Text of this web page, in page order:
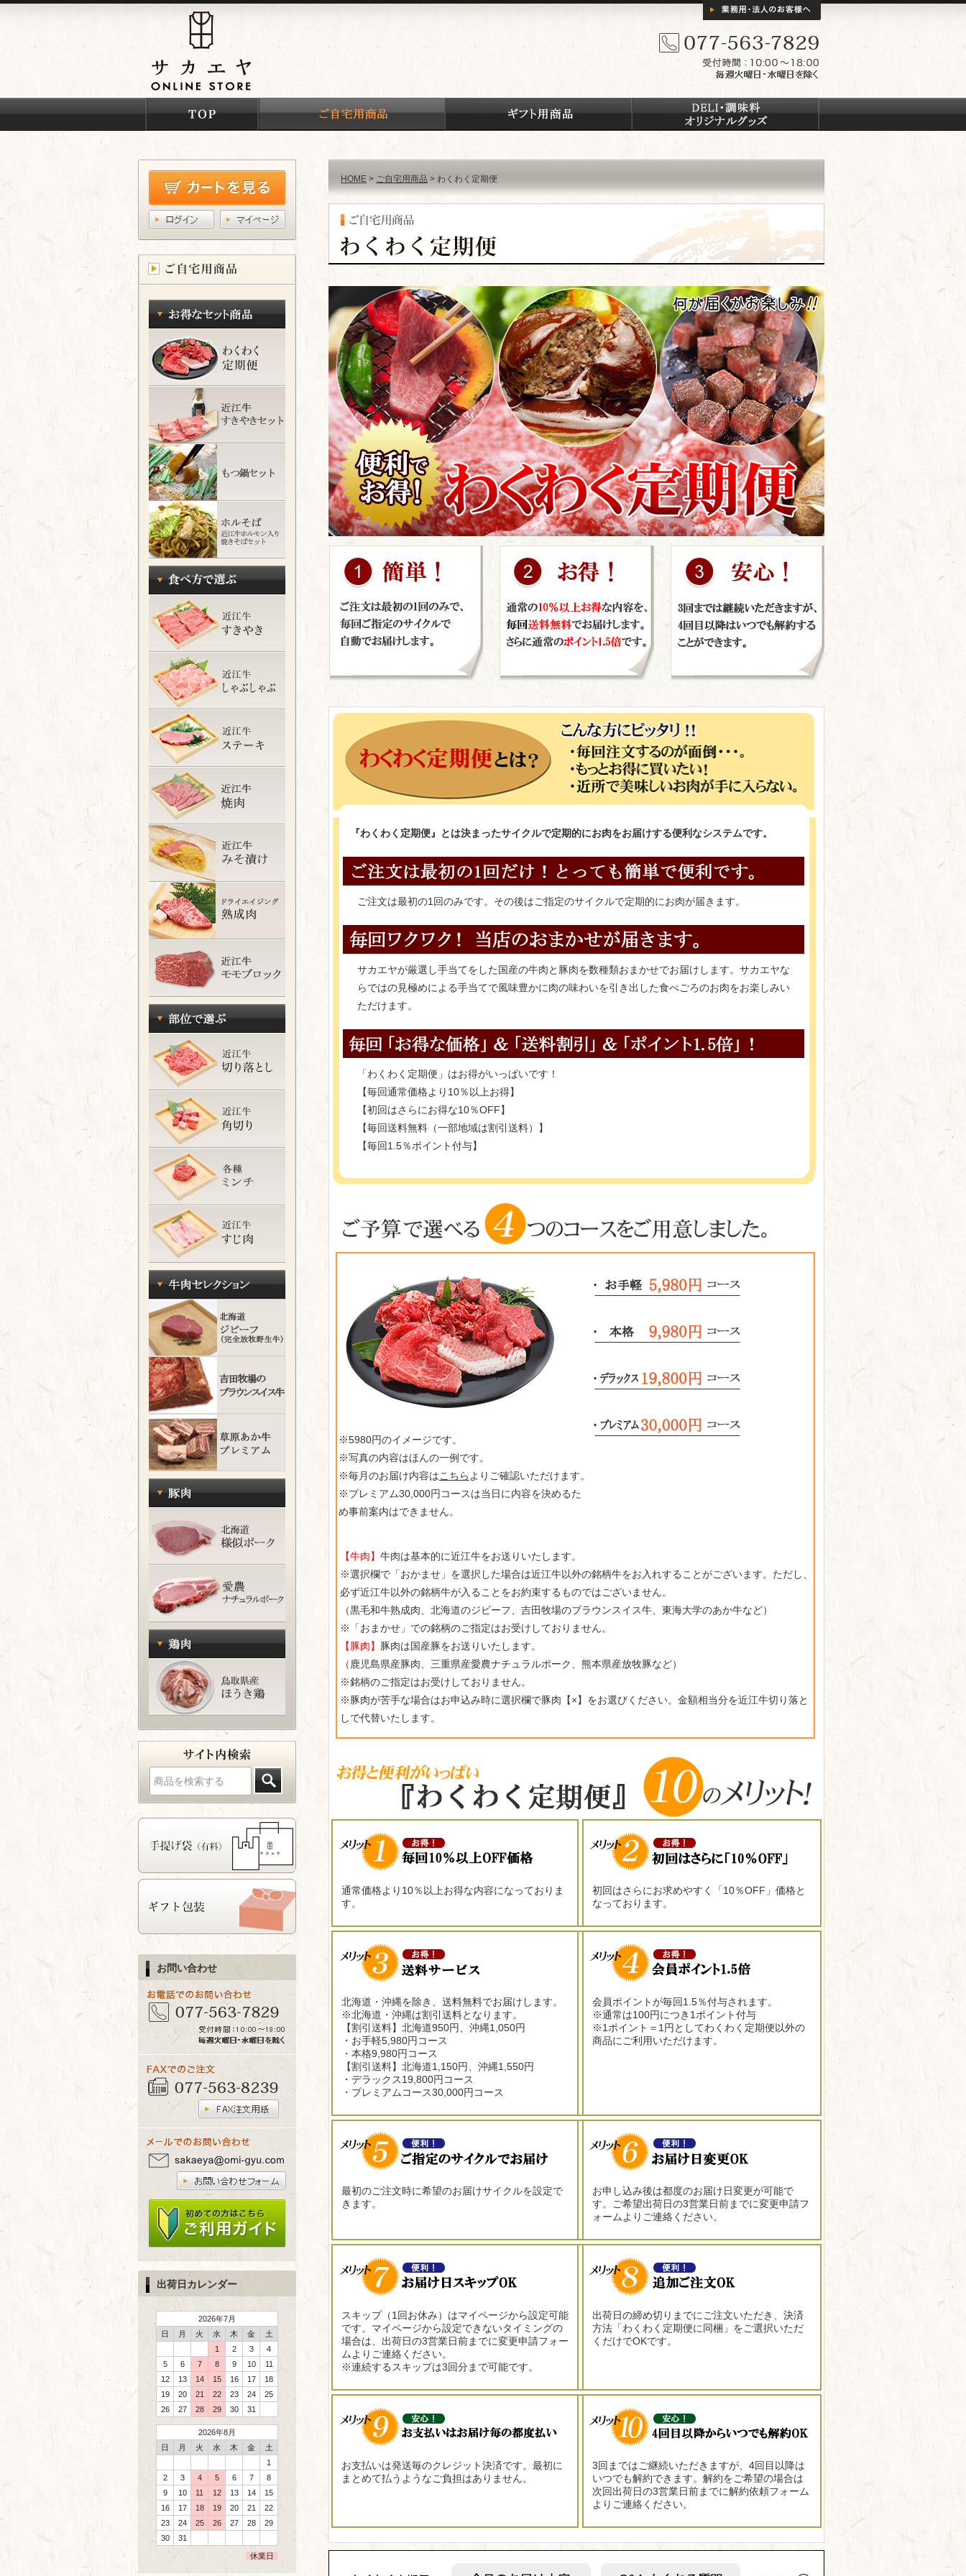
お問い合わせ
出荷日カレンダー
2026年7月
日
月 火 水 木 金
土
1
2 3
4
5
6 7 8 9 10
11
12
13 14 15 16 17
18
19
20 21 22 23 24
25
26
27 28 29 30 31
2026年8月
日
月 火 水 木 金
土
1
2
3 4 5 6 7
8
9
10 11 12 13 14
15
16
17 18 19 20 21
22
23
24 25 26 27 28
29
30
31
休業日
HOME ご自宅用商品 わくわく定期便
『わくわく定期便』とは決まったサイクルで定期的にお肉をお届けする便利なシステムです。
ご注文は最初の1回のみです。その後はご指定のサイクルで定期的にお肉が届きます。
サカエヤが厳選し手当てをした国産の牛肉と豚肉を数種類おまかせでお届けします。サカエヤな
らではの見極めによる手当てで風味豊かに肉の味わいを引き出した食べごろのお肉をお楽しみい
ただけます。
「わくわく定期便」はお得がいっぱいです！
【毎回通常価格より10％以上お得】
【初回はさらにお得な10％OFF】
【毎回送料無料（一部地域は割引送料）】
【毎回1.5％ポイント付与】
※5980円のイメージです。
※写真の内容はほんの一例です。
※毎月のお届け内容はこちら よりご確認いただけます。
※プレミアム30,000円コースは当日に内容を決めるた
め事前案内はできません。
【牛肉】 牛肉は基本的に近江牛をお送りいたします。
※選択欄で「おかませ」を選択した場合は近江牛以外の銘柄牛をお入れすることがございます。ただし、
必ず近江牛以外の銘柄牛が入ることをお約束するものではございません。
（黒毛和牛熟成肉、北海道のジビーフ、吉田牧場のブラウンスイス牛、東海大学のあか牛など）
※「おまかせ」での銘柄のご指定はお受けしておりません。
【豚肉】
豚肉は国産豚をお送りいたします。
（鹿児島県産豚肉、三重県産愛農ナチュラルポーク、熊本県産放牧豚など）
※銘柄のご指定はお受けしておりません。
※豚肉が苦手な場合はお申込み時に選択欄で豚肉【×】をお選びください。金額相当分を近江牛切り落と
しで代替いたします。
通常価格より10％以上お得な内容になっておりま
す。
初回はさらにお求めやすく「10％OFF」価格と
なっております。
北海道・沖縄を除き、送料無料でお届けします。
※北海道・沖縄は割引送料となります。
【割引送料】北海道950円、沖縄1,050円
・お手軽5,980円コース
・本格9,980円コース
【割引送料】北海道1,150円、沖縄1,550円
・デラックス19,800円コース
・プレミアムコース30,000円コース
会員ポイントが毎回1.5％付与されます。
※通常は100円につき1ポイント付与
※1ポイント＝1円としてわくわく定期便以外の
商品にご利用いただけます。
最初のご注文時に希望のお届けサイクルを設定で
きます。
お申し込み後は都度のお届け日変更が可能で
す。ご希望出荷日の3営業日前までに変更申請フ
ォームよりご連絡ください。
スキップ（1回お休み）はマイページから設定可能
です。マイページから設定できないタイミングの
場合は、出荷日の3営業日前までに変更申請フォー
ムよりご連絡ください。
※連続するスキップは3回分まで可能です。
出荷日の締め切りまでにご注文いただき、決済
方法「わくわく定期便に同梱」をご選択いただ
くだけでOKです。
お支払いは発送毎のクレジット決済です。最初に
まとめて払うようなご負担はありません。
3回まではご継続いただきますが、4回目以降は
いつでも解約できます。解約をご希望の場合は
次回出荷日の3営業日前までに解約依頼フォーム
よりご連絡ください。